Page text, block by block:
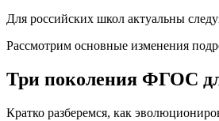
Для российских школ актуальны
Рассмотрим основные изменения
Три поколения ФГОС
Кратко разберемся, как